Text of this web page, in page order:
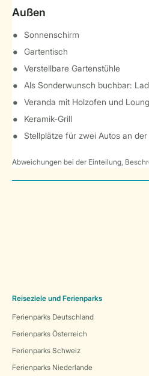
Außen
Sonnenschirm
Gartentisch
Verstellbare Gartenstühle
Als Sonderwunsch buchbar:
Veranda mit Holzofen und
Keramik-Grill
Stellplätze für zwei Autos an
Abweichungen bei der Einteilung,
Reiseziele und Ferienparks
Ferienparks Deutschland
Ferienparks Österreich
Ferienparks Schweiz
Ferienparks Niederlande